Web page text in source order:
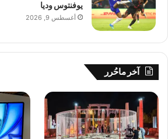
يوفنتوس وديا
أغسطس 9, 2026
آخر ماحُرر